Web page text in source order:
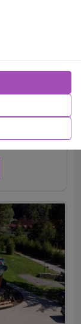
Jaseno
ponúka...